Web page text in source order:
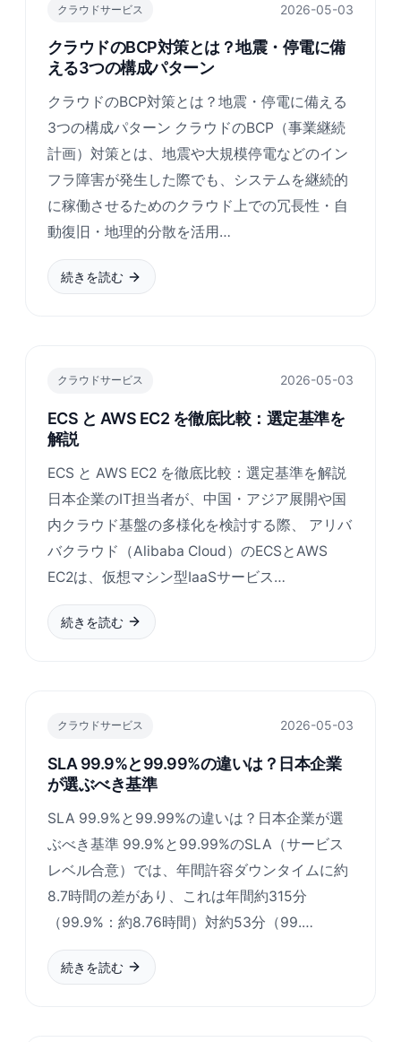
クラウドサービス 2026-05-03
クラウドのBCP対策とは？地震・停電に備
える3つの構成パターン
クラウドのBCP対策とは？地震・停電に備える
3つの構成パターン クラウドのBCP（事業継続
計画）対策とは、地震や大規模停電などのイン
フラ障害が発生した際でも、システムを継続的
に稼働させるためのクラウド上での冗長性・自
動復旧・地理的分散を活用…
続きを読む
クラウドサービス 2026-05-03
ECS と AWS EC2 を徹底比較：選定基準を
解説
ECS と AWS EC2 を徹底比較：選定基準を解説
日本企業のIT担当者が、中国・アジア展開や国
内クラウド基盤の多様化を検討する際、 アリバ
バクラウド（Alibaba Cloud）のECSとAWS
EC2は、仮想マシン型IaaSサービス…
続きを読む
クラウドサービス 2026-05-03
SLA 99.9%と99.99%の違いは？日本企業
が選ぶべき基準
SLA 99.9%と99.99%の違いは？日本企業が選
ぶべき基準 99.9%と99.99%のSLA（サービス
レベル合意）では、年間許容ダウンタイムに約
8.7時間の差があり、これは年間約315分
（99.9%：約8.76時間）対約53分（99.…
続きを読む